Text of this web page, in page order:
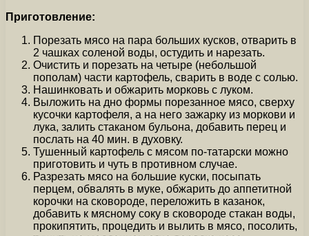
Приготовление:
Порезать мясо на пара больших кусков, отварить в
2 чашках соленой воды, остудить и нарезать.
Очистить и порезать на четыре (небольшой
пополам) части картофель, сварить в воде с солью.
Нашинковать и обжарить морковь с луком.
Выложить на дно формы порезанное мясо, сверху
кусочки картофеля, а на него зажарку из моркови и
лука, залить стаканом бульона, добавить перец и
послать на 40 мин. в духовку.
Тушенный картофель с мясом по-татарски можно
приготовить и чуть в противном случае.
Разрезать мясо на большие куски, посыпать
перцем, обвалять в муке, обжарить до аппетитной
корочки на сковороде, переложить в казанок,
добавить к мясному соку в сковороде стакан воды,
прокипятить, процедить и вылить в мясо, посолить,